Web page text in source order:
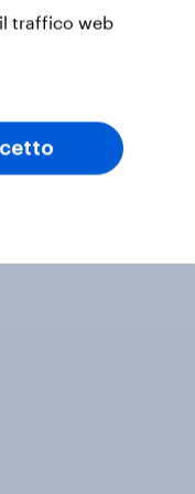
scopri dove il
di riferimento
aggiornate
aggiornati o
traffico web